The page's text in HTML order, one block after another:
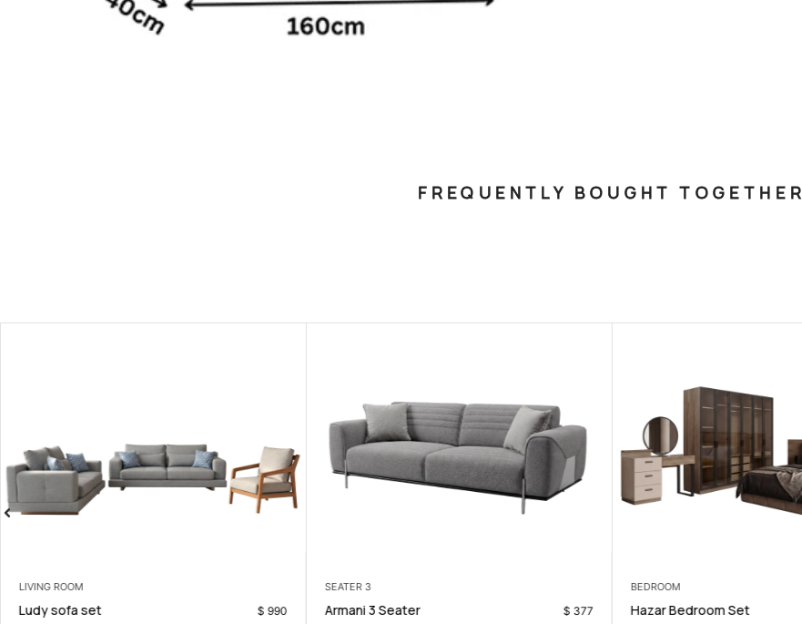
FREQUENTLY BOUGHT TOGETHER
BEDROOM
Hazar Bedroom Set
3 SEATER
Armani 3 Seater 377
$
LIVING ROOM
Ludy sofa set 990
$